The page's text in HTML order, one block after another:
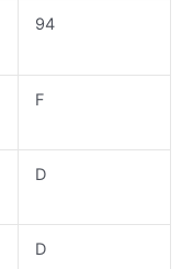
94
F
D
D